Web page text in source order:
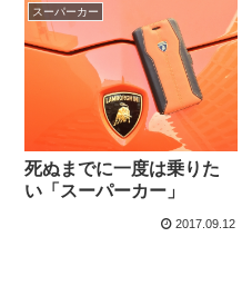
スーパーカー
死ぬまでに一度は乗りた
い「スーパーカー」
2017.09.12